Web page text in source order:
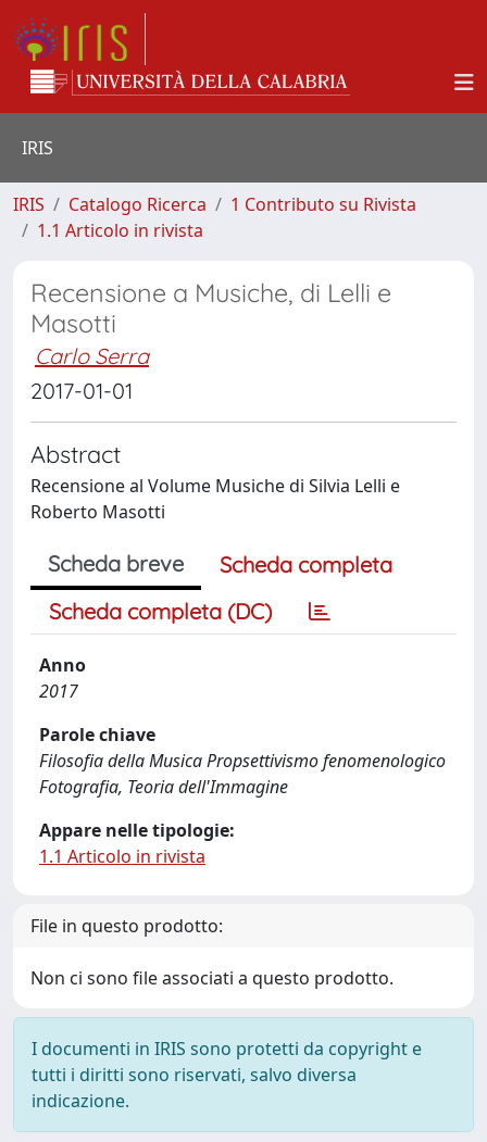
IRIS
IRIS Catalogo Ricerca
1 Contributo su Rivista
1.1 Articolo in rivista
Recensione a Musiche, di Lelli e
Masotti
Carlo Serra
2017-01-01
Abstract
Recensione al Volume Musiche di Silvia Lelli e
Roberto Masotti
Scheda breve
Scheda completa
Scheda completa (DC)
Anno
2017
Parole chiave
Filosofia della Musica Propsettivismo fenomenologico
Fotografia, Teoria dell'Immagine
Appare nelle tipologie:
1.1 Articolo in rivista
File in questo prodotto:
Non ci sono file associati a questo prodotto.
I documenti in IRIS sono protetti da copyright e
tutti i diritti sono riservati, salvo diversa
indicazione.